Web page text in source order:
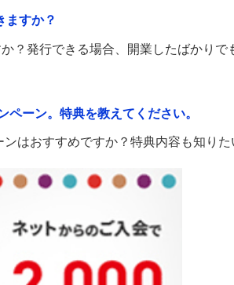
ますか？
？発行できる場合、開業したばかりで
ーン。特典を教えてください。
はおすすめですか？特典内容も知りた